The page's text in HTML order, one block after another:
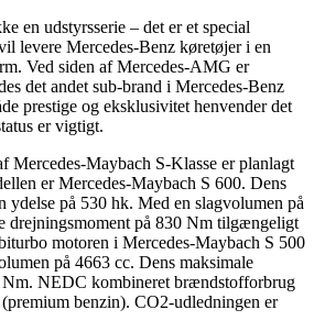
en udstyrsserie – det er et special
levere Mercedes-Benz køretøjer i en
Ved siden af Mercedes-AMG er
det andet sub-brand i Mercedes-Benz
prestige og eksklusivitet henvender det
er vigtigt.
Mercedes-Maybach S-Klasse er planlagt
er Mercedes-Maybach S 600. Dens
ydelse på 530 hk. Med en slagvolumen på
drejningsmoment på 830 Nm tilgængeligt
motoren i Mercedes-Maybach S 500
på 4663 cc. Dens maksimale
Nm. NEDC kombineret brændstofforbrug
benzin). CO2-udledningen er